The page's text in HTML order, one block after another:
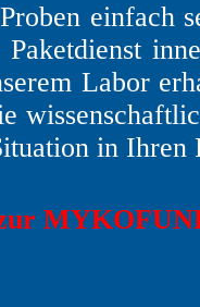
einfach
Labor
in Ihren